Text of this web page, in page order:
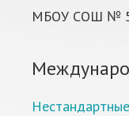
МБОУ СОШ № 57